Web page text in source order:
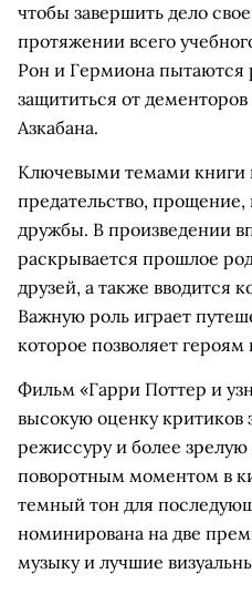
чтобы завершить дело
протяжении всего
Рон и Гермиона пытаются
защититься от
Азкабана.
Ключевыми темами книги
предательство, прощение,
дружбы. В произведении
раскрывается прошлое
друзей, а также вводится
Важную роль играет
которое позволяет
Фильм «Гарри Поттер и
высокую оценку критиков
режиссуру и более
поворотным моментом в
темный тон для
номинирована на две
музыку и лучшие